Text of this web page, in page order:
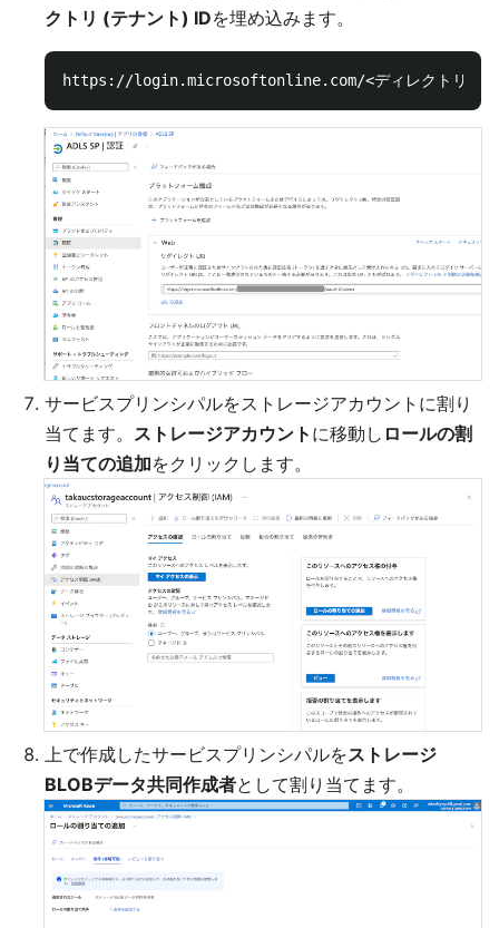
クトリ (テナント) IDを埋め込みます。
サービスプリンシパルをストレージアカウントに割り
当てます。 ストレージアカウント に移動し ロールの割
り当ての追加をクリックします。
上で作成したサービスプリンシパルをストレージ
BLOBデータ共同作成者として割り当てます。